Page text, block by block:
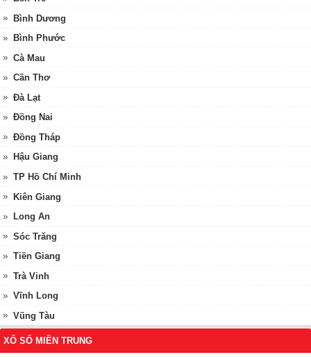
Bình Dương
Bình Phước
Cà Mau
Cần Thơ
Đà Lạt
Đồng Nai
Đồng Tháp
Hậu Giang
TP Hồ Chí Minh
Kiên Giang
Long An
Sóc Trăng
Tiền Giang
Trà Vinh
Vĩnh Long
Vũng Tàu
XỔ SỐ MIỀN TRUNG